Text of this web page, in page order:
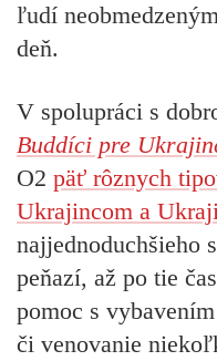
ľudí
deň.
V spolupráci s
Buddíci pre
O2 päť rôznych
Ukrajincom a
najjednoduchšieho
peňazí, až po tie
pomoc s
či venovanie